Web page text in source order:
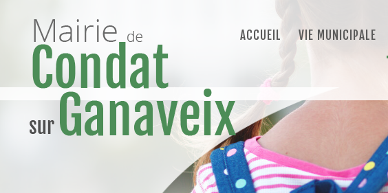
ACCUEIL VIE MUNICIPALE